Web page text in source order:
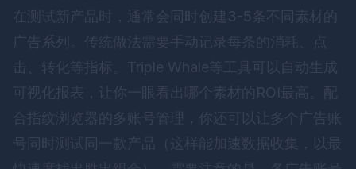
在测试新产品时，通常会同时创建3-5条不同素材的
广告系列。传统做法需要手动记录每条的消耗、点
击、转化等指标。Triple Whale等工具可以自动生成
可视化报表，让你一眼看出哪个素材的ROI最高。配
合指纹浏览器的多账号管理，你还可以让多个广告账
号同时测试同一款产品（这样能加速数据收集，以最